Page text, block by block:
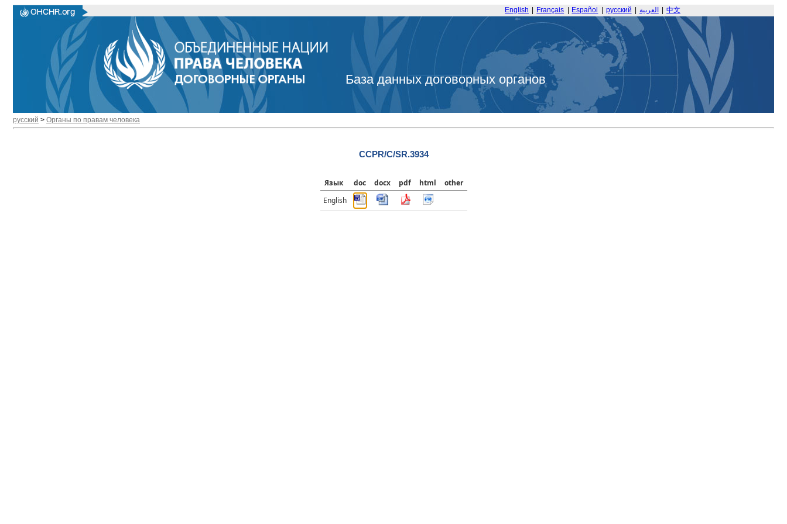
English Français Español русский العربية 中文
База данных договорных органов
русский > Органы по правам человека
CCPR/C/SR.3934
Язык doc docx pdf html
other
English